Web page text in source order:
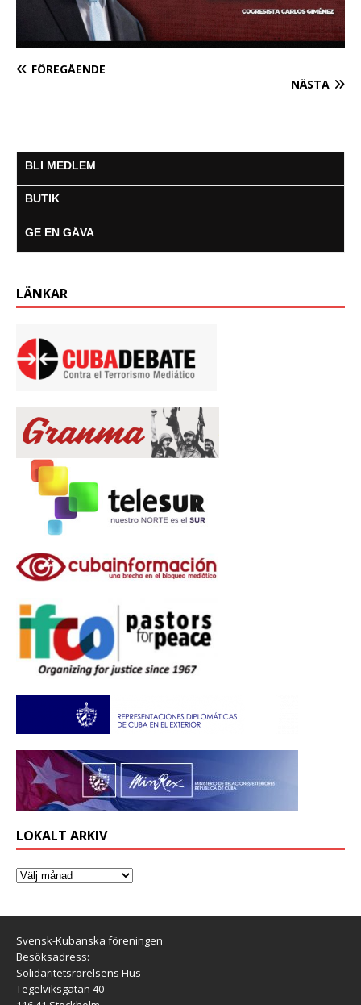
FÖREGÅENDE
NÄSTA
BLI MEDLEM
BUTIK
GE EN GÅVA
LÄNKAR
LOKALT ARKIV
Svensk-Kubanska föreningen
Besöksadress:
Solidaritetsrörelsens Hus
Tegelviksgatan 40